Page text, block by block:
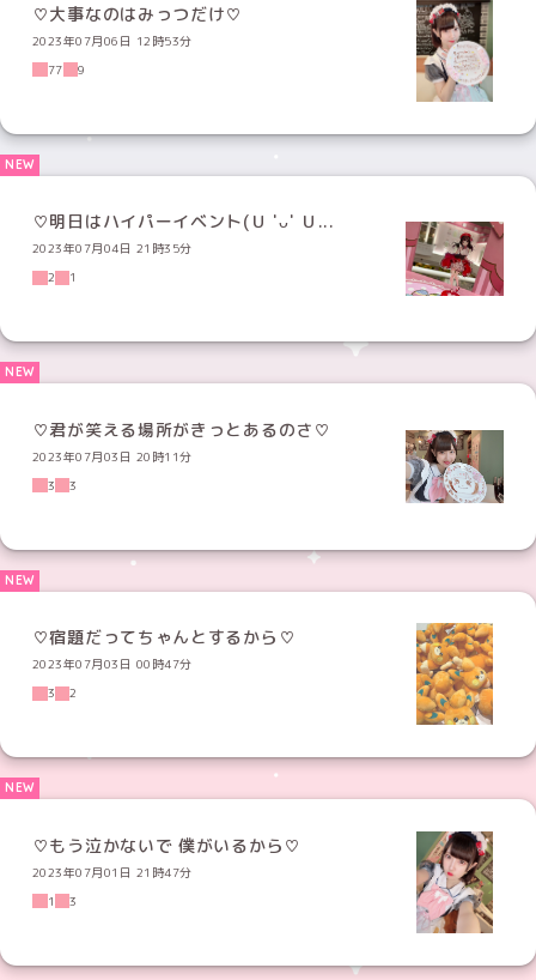
♡大事なのはみっつだけ♡
2023年07月06日 12時53分
77
9
♡明日はハイパーイベント(Ｕ 'ᴗ' Ｕ...
2023年07月04日 21時35分
2
1
♡君が笑える場所がきっとあるのさ♡
2023年07月03日 20時11分
3
3
♡宿題だってちゃんとするから♡
2023年07月03日 00時47分
3
2
♡もう泣かないで 僕がいるから♡
2023年07月01日 21時47分
1
3